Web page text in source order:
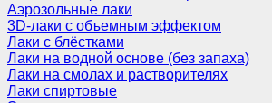
Аэрозольные лаки
3D-лаки с объемным эффектом
Лаки с блёстками
Лаки на водной основе (без запаха)
Лаки на смолах и растворителях
Лаки спиртовые